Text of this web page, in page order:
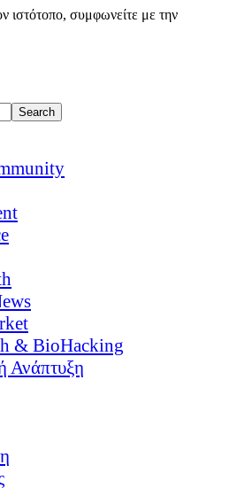
ιστότοπο, συμφωνείτε με την
& BioHacking
Ανάπτυξη